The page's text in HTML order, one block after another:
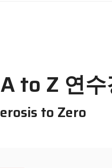
to Z 연
to Zero